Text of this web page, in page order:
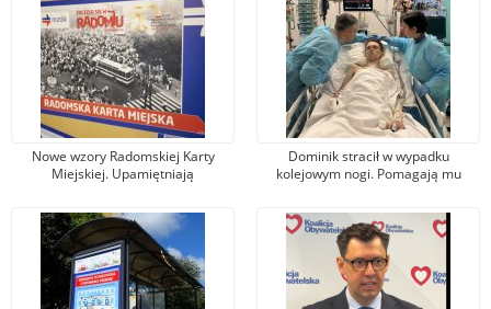
Nowe wzory Radomskiej Karty
Miejskiej. Upamiętniają
protestu w czerwcu 1976 r.
Dominik stracił w wypadku
kolejowym nogi. Pomagają mu
przekazał na leczenie 100 tys. zł!